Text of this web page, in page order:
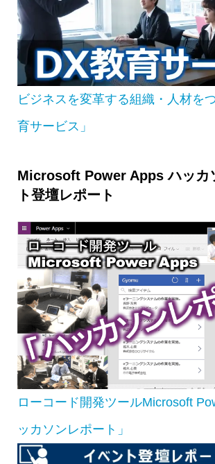
ビジネスを変革する組織・人材を
育サービス」
Microsoft Power Apps ハッカ
ト登壇レポート
ローコード開発ツールMicrosoft
ッカソンレポート」